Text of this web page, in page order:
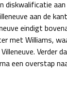
diskwalificatie
aan de
eindigt
met Williams,
Verder
een overstap